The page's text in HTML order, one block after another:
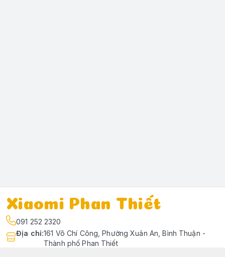
Xiaomi Phan Thiết
091 252 2320
Địa chỉ:161 Võ Chí Công, Phường Xuân An, Bình Thuận -
Thành phố Phan Thiết